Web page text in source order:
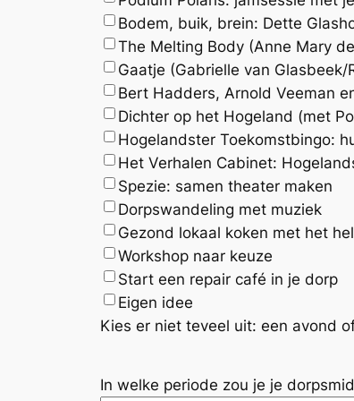
Bodem, buik, brein: Dette
The Melting Body (Anne Mary
Gaatje (Gabrielle van
Bert
Dichter op het Hogeland (met
Hogelandster Toekomstbingo:
Het Verhalen Cabinet:
Spezie: samen theater maken
Dorpswandeling met muziek
Gezond lokaal koken met het
Workshop naar keuze
Start een repair café in je dorp
Eigen idee
Kies er niet teveel uit: een avond
In welke periode zou je je